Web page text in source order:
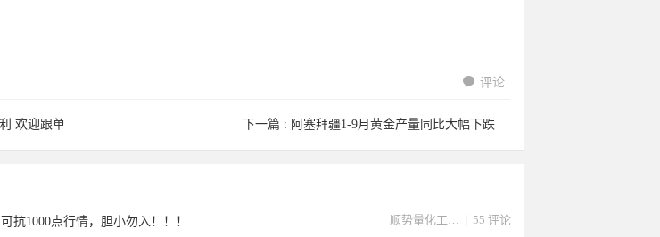
森罗万象
评论
欢迎跟单 下一篇 : 阿塞拜疆1-9月黄金产量同比大幅下跌
1000点行情，胆小勿入！！！ 55 评论
顺势量化工作室